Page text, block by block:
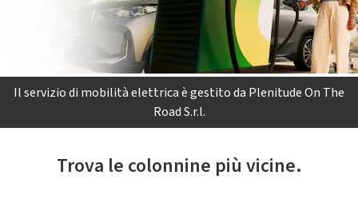
Il servizio di mobilità elettrica è gestito da Plenitude On The
Road S.r.l.
Trova le colonnine più vicine.